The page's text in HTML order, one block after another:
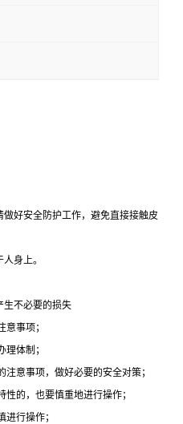
好安全防护工作，避免直接接触皮
身上。
生不必要的损失
事项；
体制；
意事项，做好必要的安全对策；
的，也要慎重地进行操作；
行操作；